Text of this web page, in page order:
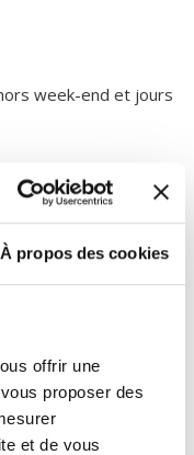
À propos des cookies
offrir une
proposer des
et de vous
week-end et jours
personne possédant
plus exacts et les
médecin.
livret de famille, acte